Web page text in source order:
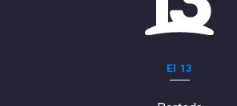
El 13